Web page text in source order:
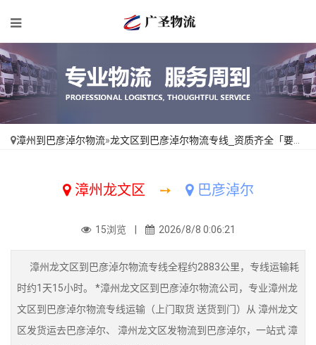
漳州到巴彦淖尔物流»龙文区到巴彦淖尔物流专线_资质齐全「要几天到」
漳州龙文区 ➙ 巴彦淖尔
15浏览 | 2026/8/8 0:06:21
漳州龙文区到巴彦淖尔物流专线全程约2883公里，专线运输耗
时约1天15小时。 *漳州龙文区到巴彦淖尔物流公司，专业漳州龙
文区到巴彦淖尔物流专线运输（上门取货 送货到门）从 漳州龙文
区发货运去巴彦淖尔、 漳州龙文区发物流到巴彦淖尔，一站式 漳